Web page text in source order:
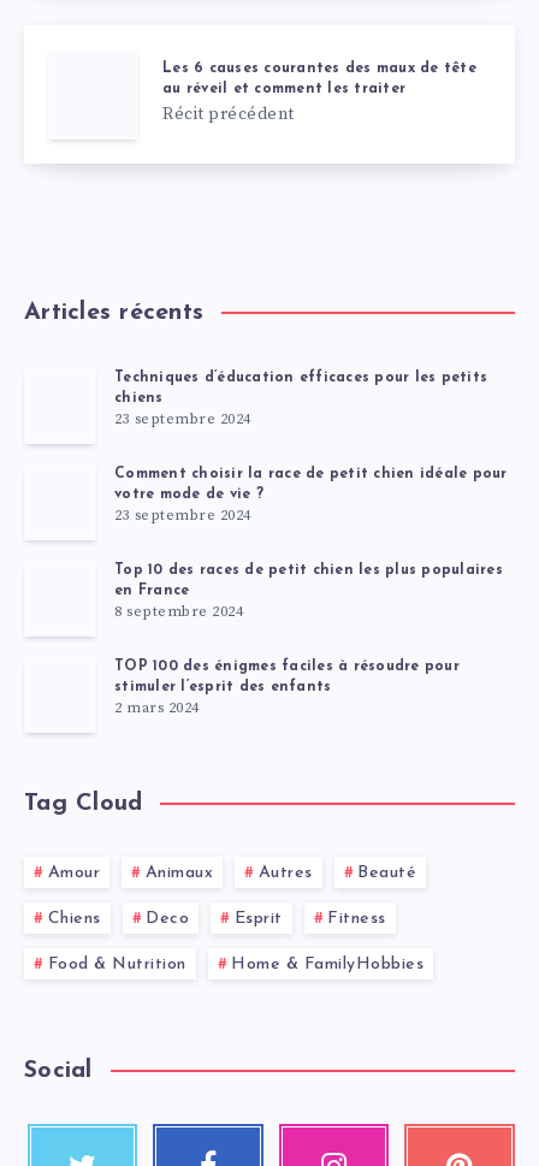
Les 6 causes courantes des maux de tête
au réveil et comment les traiter
Récit précédent
Articles récents
Techniques d’éducation efficaces pour les petits
chiens
23 septembre 2024
Comment choisir la race de petit chien idéale pour
votre mode de vie ?
23 septembre 2024
Top 10 des races de petit chien les plus populaires
en France
8 septembre 2024
TOP 100 des énigmes faciles à résoudre pour
stimuler l’esprit des enfants
2 mars 2024
Tag Cloud
Amour Animaux Autres Beauté
Chiens Deco Esprit Fitness
Food & Nutrition Home & FamilyHobbies
Social